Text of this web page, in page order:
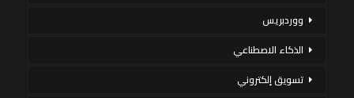
ووردبريس
الذكاء الاصطناعي
تسويق إلكتروني